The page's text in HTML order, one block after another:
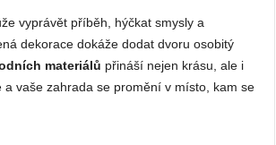
vyprávět příběh, hýčkat smysly a
dekorace dokáže dodat dvoru osobitý
materiálů přináší nejen krásu, ale i
vaše zahrada se promění v místo, kam se